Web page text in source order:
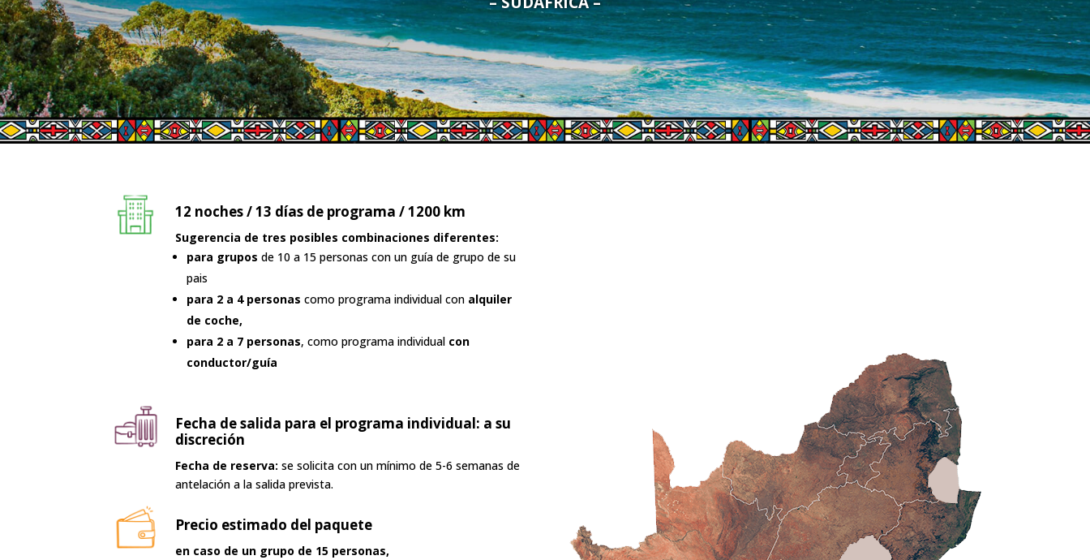
12 noches / 13 días de programa / 1200 km
Sugerencia de tres posibles combinaciones diferentes:
para grupos de 10 a 15 personas con un guía de grupo de su
pais
para 2 a 4 personas como programa individual con alquiler
de coche,
para 2 a 7 personas, como programa individual con
conductor/guía
Fecha de salida para el programa individual: a su
discreción
Fecha de reserva:se solicita con un mínimo de 5-6 semanas de
antelación a la salida prevista.
Precio estimado del paquete
en caso de un grupo de 15 personas,